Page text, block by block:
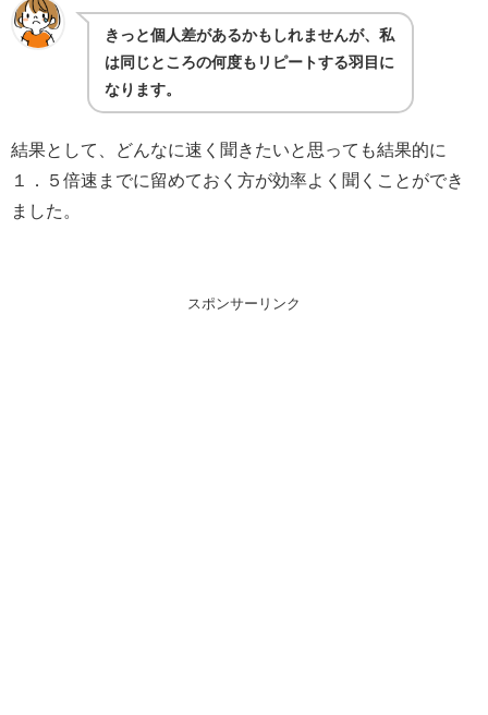
きっと個人差があるかもしれませんが、私
は同じところの何度もリピートする羽目に
なります。
結果として、どんなに速く聞きたいと思っても結果的に
１．５倍速までに留めておく方が効率よく聞くことができ
ました。
スポンサーリンク